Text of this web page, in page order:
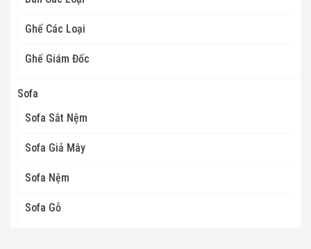
Ghế Các Loại
Ghế Giám Đốc
Sofa
Sofa Sắt Nệm
Sofa Giả Mây
Sofa Nệm
Sofa Gỗ